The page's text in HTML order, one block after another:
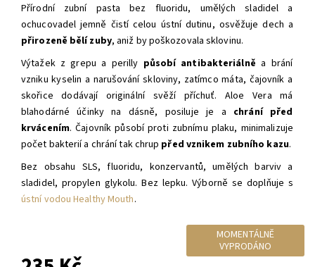
Přírodní zubní pasta bez fluoridu, umělých sladidel a
ochucovadel jemně čistí celou ústní dutinu, osvěžuje dech a
přirozeně bělí zuby, aniž by poškozovala sklovinu.
Výtažek z grepu a perilly působí antibakteriálně a brání
vzniku kyselin a narušování skloviny, zatímco máta, čajovník a
skořice dodávají originální svěží příchuť. Aloe Vera má
blahodárné účinky na dásně, posiluje je a chrání před
krvácením. Čajovník působí proti zubnímu plaku, minimalizuje
počet bakterií a chrání tak chrup před vznikem zubního kazu.
Bez obsahu SLS, fluoridu, konzervantů, umělých barviv a
sladidel, propylen glykolu. Bez lepku. Výborně se doplňuje s
ústní vodou Healthy Mouth.
MOMENTÁLNĚ
VYPRODÁNO